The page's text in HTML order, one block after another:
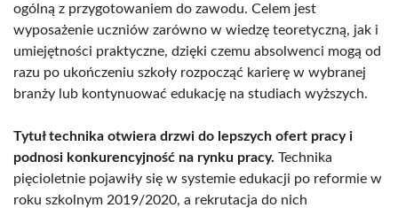
ogólną z przygotowaniem do zawodu. Celem jest
wyposażenie uczniów zarówno w wiedzę teoretyczną, jak i
umiejętności praktyczne, dzięki czemu absolwenci mogą od
razu po ukończeniu szkoły rozpocząć karierę w wybranej
branży lub kontynuować edukację na studiach wyższych.
Tytuł technika otwiera drzwi do lepszych ofert pracy i
podnosi konkurencyjność na rynku pracy. Technika
pięcioletnie pojawiły się w systemie edukacji po reformie w
roku szkolnym 2019/2020, a rekrutacja do nich